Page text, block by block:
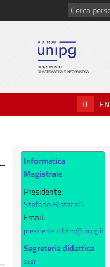
Cerca
persone
IT EN
Informatica
Magistrale
Presidente:
Stefano Bistarelli
Email:
presidente.inf.dmi@unipg.it
Segreteria didattica
segr-